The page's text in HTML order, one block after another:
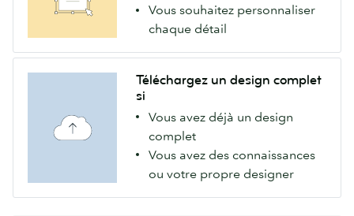
Vous souhaitez personnaliser
chaque détail
Téléchargez un design complet
si
Vous avez déjà un design
complet
Vous avez des connaissances
ou votre propre designer